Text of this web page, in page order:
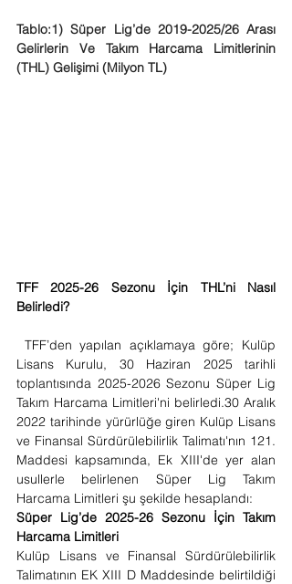
Tablo:1) Süper Lig’de 2019-2025/26 Arası
Gelirlerin Ve Takım Harcama Limitlerinin
(THL) Gelişimi (Milyon TL)
TFF 2025-26 Sezonu İçin THL’ni Nasıl
Belirledi?
TFF’den yapılan açıklamaya göre; Kulüp
Lisans Kurulu, 30 Haziran 2025 tarihli
toplantısında 2025-2026 Sezonu Süper Lig
Takım Harcama Limitleri'ni belirledi.30 Aralık
2022 tarihinde yürürlüğe giren Kulüp Lisans
ve Finansal Sürdürülebilirlik Talimatı'nın 121.
Maddesi kapsamında, Ek XIII'de yer alan
usullerle belirlenen Süper Lig Takım
Harcama Limitleri şu şekilde hesaplandı:
Süper Lig’de 2025-26 Sezonu İçin Takım
Harcama Limitleri
Kulüp Lisans ve Finansal Sürdürülebilirlik
Talimatının EK XIII D Maddesinde belirtildiği